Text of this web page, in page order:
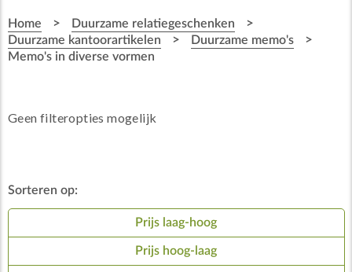
Home > Duurzame relatiegeschenken >
Duurzame kantoorartikelen > Duurzame memo's >
Memo's in diverse vormen
Geen filteropties mogelijk
Sorteren op:
Prijs laag-hoog
Prijs hoog-laag